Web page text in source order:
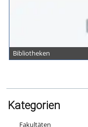
Bibliotheken
Kategorien
Fakultäten